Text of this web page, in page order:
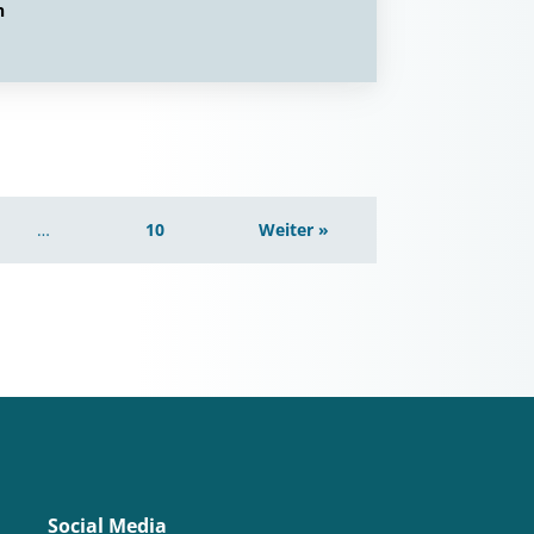
… 10 Weiter »
Social Media